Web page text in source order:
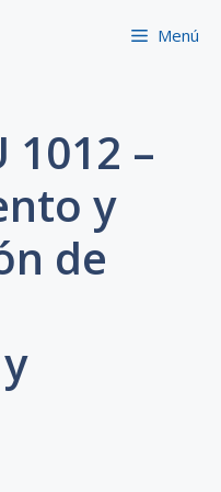
Menú
1012 –
y
de